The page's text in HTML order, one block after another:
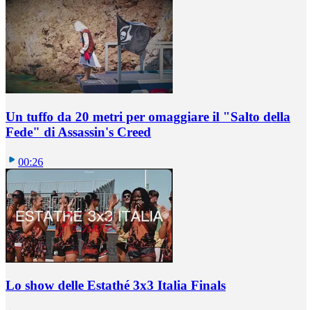
Un tuffo da 20 metri per omaggiare il "Salto della
Fede" di Assassin's Creed
00:26
Lo show delle Estathé 3x3 Italia Finals